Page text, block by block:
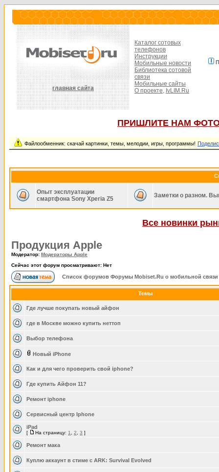
главная сайта
Каталог сотовых
телефонов
Инструкции
Мобильные новости
Библиотека сотовой
связи
Мобильные сайты
О проекте, IvLIM.Ru
ПРИШЛИТЕ НАМ
Файлообменник: скачай картинки, темы, мелодии, игры, программы!
Опыт эксплуатации
смартфона Sony Xperia Z5
Заметки о разном.
Все новинки
Продукция Apple
Модератор: Модераторы Apple
Сейчас этот форум просматривают: Нет
Список форумов Форумы Mobiset.Ru о мобильной связи
Темы
Где лучше покупать новый айфон
где в Москве можно купить неттоп
Выбор телефона
Новый iPhone
Как и для чего проверить свой iphone?
Где купить Айфон 11?
Ремонт iphone
Сервисный центр Iphone
iPad
[ На страницу: 1 2 3 ]
Ремонт мака
Куплю аккаунт в стиме с ARK: Survival Evolved